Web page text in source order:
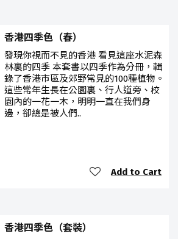
香港四季色（春）
發現你視而不見的香港 看見這座水泥森
林裏的四季 本套書以四季作為分冊，輯
錄了香港市區及郊野常見的100種植物。
這些常年生長在公園裏、行人道旁、校
園內的一花一木，明明一直在我們身
邊，卻總是被人們..
Add to Cart
香港四季色（套裝）